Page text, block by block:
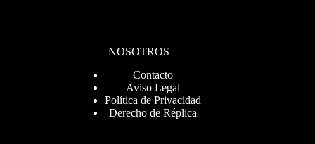
NOSOTROS
Contacto
Aviso Legal
Política de Privacidad
Derecho de Réplica